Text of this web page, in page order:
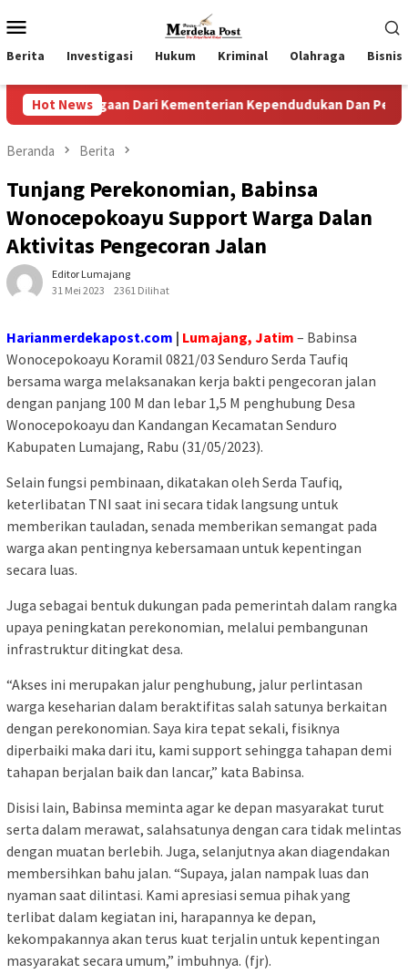
ke
kontenMobile
Berita Investigasi Hukum Kriminal Olahraga Bisnis
Hot News
Dari Kementerian Kependudukan Dan Pembangunan
Beranda Berita
Tunjang Perekonomian, Babinsa
Wonocepokoayu Support Warga Dalan
Aktivitas Pengecoran Jalan
Editor Lumajang
31 Mei 2023
2361 Dilihat
Harianmerdekapost.com | Lumajang, Jatim – Babinsa
Wonocepokoayu Koramil 0821/03 Senduro Serda Taufiq
bersama warga melaksanakan kerja bakti pengecoran jalan
dengan panjang 100 M dan lebar 1,5 M penghubung Desa
Wonocepokoayu dan Kandangan Kecamatan Senduro
Kabupaten Lumajang, Rabu (31/05/2023).
Selain fungsi pembinaan, dikatakan oleh Serda Taufiq,
keterlibatan TNI saat ini secara tidak langsung untuk
memberikan tauladan, senada memberikan semangat pada
warga akan pentingnya kebersamaan untuk kepentingan
secara luas.
Juga sebagai bentuk dukungan pada pemerintah dalam rangka
upaya peningkatan perekonomian, melalui pembangunan
infrastruktur ditingkat desa.
“Akses ini merupakan jalur penghubung, jalur perlintasan
warga keseharian dalam beraktifitas salah satunya berkaitan
dengan perekonomian. Saya kira tepat sekali, fisiknya
diperbaiki maka dari itu, kami support sehingga tahapan demi
tahapan berjalan baik dan lancar,” kata Babinsa.
Disisi lain, Babinsa meminta agar ke depan masyarakat turut
serta dalam merawat, salahsatunya dengan cara tidak melintas
dengan muatan berlebih. Juga, selanjutnya akan diagendakan
membersihkan bahu jalan. “Supaya, jalan nampak luas dan
nyaman saat dilintasi. Kami apresiasi semua pihak yang
terlibat dalam kegiatan ini, harapannya ke depan,
kekompakannya akan terus kuat terjalin untuk kepentingan
masyarakat secara umum,” imbuhnya. (fjr).